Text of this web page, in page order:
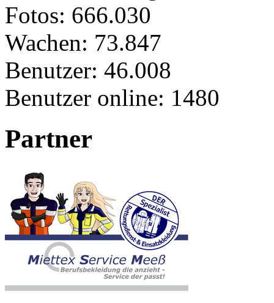
Fotos: 666.030
Wachen: 73.847
Benutzer: 46.008
Benutzer online: 1480
Partner